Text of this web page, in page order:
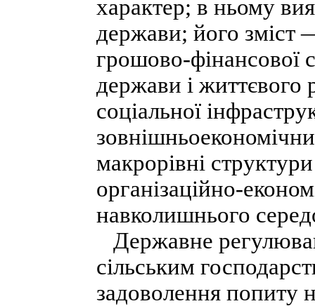
характер; в ньому
держави; його зміст
грошово-фінансової
держави і життєвого
соціальної
макрорівні
організаційно-
навколишнього
Державне
сільським
задоволення попиту